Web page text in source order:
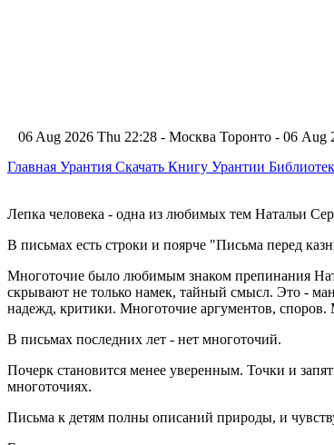
06 Aug 2026 Thu 22:28 - Москва Торонто - 06 Aug
Главная Урантия Скачать Книгу Урантии
Лепка человека - одна из любимых тем Натальи
В письмах есть строки и поярче "Письма перед
Многоточие было любимым знаком препинания
скрывают не только намек, тайный смысл. Это -
надежд, критики. Многоточие аргументов,
В письмах последних лет - нет многоточий.
Почерк становится менее уверенным. Точки и
многоточиях.
Письма к детям полны описаний природы, и